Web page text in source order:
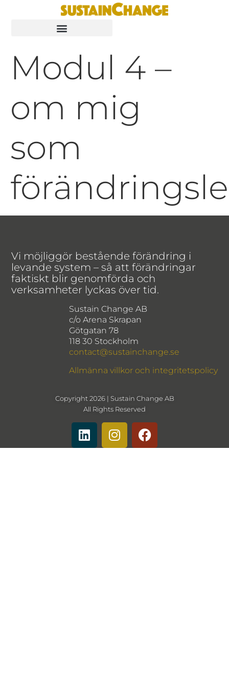
Modul 4 –
om mig
som
Vi möjliggör bestående förändring i
levande system – så att förändringar
faktiskt blir genomförda och
verksamheter lyckas över tid.
Sustain Change AB
c/o Arena Skrapan
Götgatan 78
118 30 Stockholm
contact@sustainchange.se
Allmänna villkor och integritetspolicy
Copyright 2026 | Sustain Change AB
All Rights Reserved